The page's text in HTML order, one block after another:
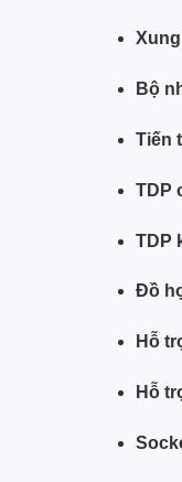
Bộ
Tiến
TDP
TDP
Đồ
Hỗ
Hỗ